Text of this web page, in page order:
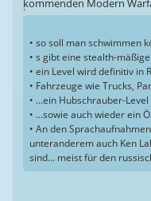
:
• so soll man schwimmen
• s gibt eine stealth-
• ein Level wird definitiv in
• Fahrzeuge wie Trucks,
• …ein Hubschrauber-Level
• …sowie auch wieder ein
• An den
unteranderem auch Ken
sind… meist für den